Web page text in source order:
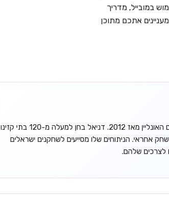
במובייל, מדריך
אתכם מתוכן
דניאל גורדון הוא אנליסט עצמאי המתמחה בשוק ההימורים האונליין מאז 2012. דניאל בחן למעלה מ-120 בתי קזינו
אחראי. הניתוחים שלו מסייעים לשחקנים ישראלים
לצרכים שלהם.